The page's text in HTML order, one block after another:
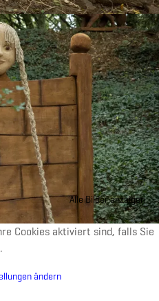
Alle Bilder anzeigen
Cookies aktiviert sind, falls Sie
ändern